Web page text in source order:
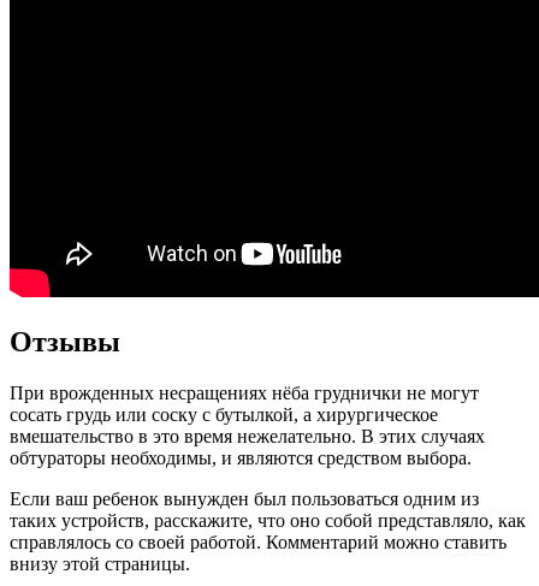
Отзывы
При врожденных несращениях нёба груднички не могут
сосать грудь или соску с бутылкой, а хирургическое
вмешательство в это время нежелательно. В этих случаях
обтураторы необходимы, и являются средством выбора.
Если ваш ребенок вынужден был пользоваться одним из
таких устройств, расскажите, что оно собой представляло, как
справлялось со своей работой. Комментарий можно ставить
внизу этой страницы.